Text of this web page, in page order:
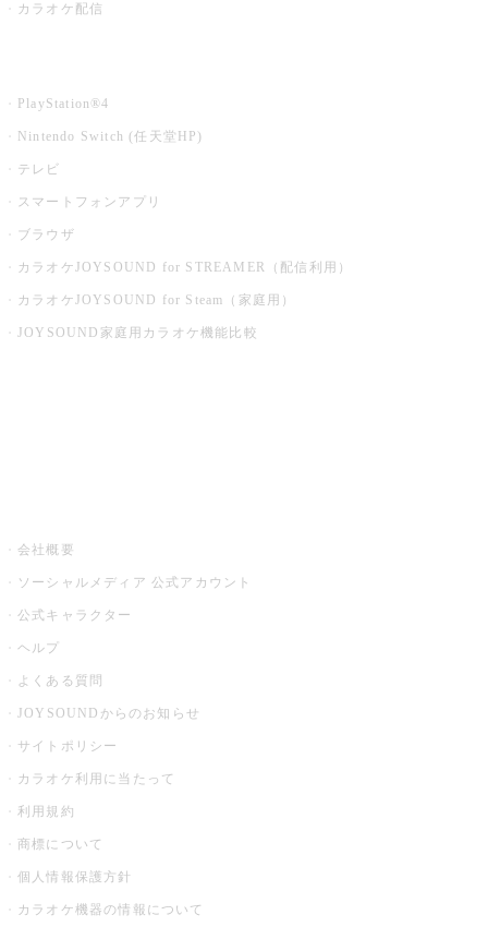
カラオケ配信
PlayStation®4
Nintendo Switch (任天堂HP)
テレビ
スマートフォンアプリ
ブラウザ
カラオケJOYSOUND for STREAMER（配信利用）
カラオケJOYSOUND for Steam（家庭用）
JOYSOUND家庭用カラオケ機能比較
会社概要
ソーシャルメディア 公式アカウント
公式キャラクター
ヘルプ
よくある質問
JOYSOUNDからのお知らせ
サイトポリシー
カラオケ利用に当たって
利用規約
商標について
個人情報保護方針
カラオケ機器の情報について